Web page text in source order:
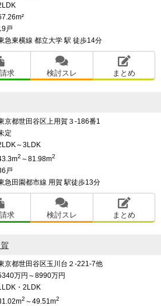
戸
急東横線 都立大学 駅 徒歩14分
求 検討スレ まとめ
京都世田谷区上用賀３-186番1
定
～3LDK
2 ～81.98m2
戸
急田園都市線 用賀 駅徒歩13分
求 検討スレ まとめ
京都世田谷区玉川台２-221-7他
万円～8990万円
・2LDK
2 ～49.51m2